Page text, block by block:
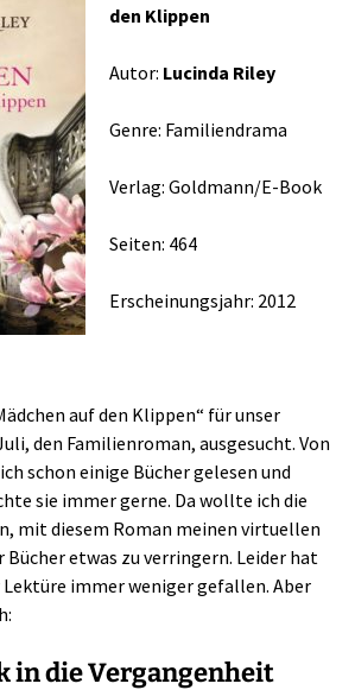
den Klippen
Autor: Lucinda Riley
Genre: Familiendrama
Verlag: Goldmann/E-Book
Seiten: 464
Erscheinungsjahr: 2012
auf den Klippen“ für unser
den Familienroman, ausgesucht. Von
schon einige Bücher gelesen und
sie immer gerne. Da wollte ich die
mit diesem Roman meinen virtuellen
Bücher etwas zu verringern. Leider hat
Lektüre immer weniger gefallen. Aber
in die Vergangenheit